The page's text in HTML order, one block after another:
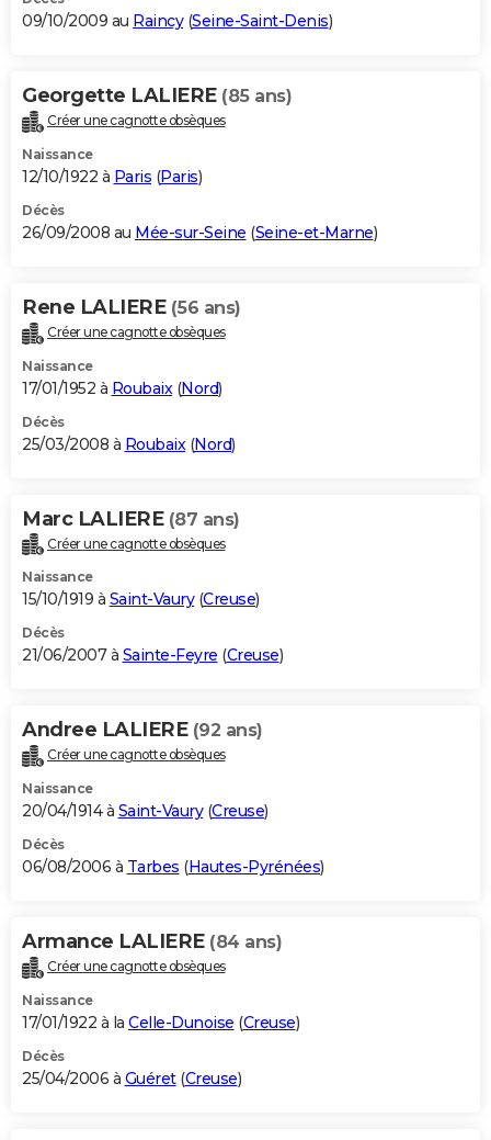
09/10/2009 au Raincy(Seine-Saint-Denis)
Georgette LALIERE (85 ans)
Créer une cagnotte obsèques
Naissance
12/10/1922 à Paris (Paris)
Décès
26/09/2008 au Mée-sur-Seine (Seine-et-Marne)
Rene LALIERE (56 ans)
Créer une cagnotte obsèques
Naissance
17/01/1952 à Roubaix (Nord)
Décès
25/03/2008 à Roubaix (Nord)
Marc LALIERE (87 ans)
Créer une cagnotte obsèques
Naissance
15/10/1919 à Saint-Vaury(Creuse)
Décès
21/06/2007 à Sainte-Feyre (Creuse)
Andree LALIERE (92 ans)
Créer une cagnotte obsèques
Naissance
20/04/1914 à Saint-Vaury(Creuse)
Décès
06/08/2006 à Tarbes (Hautes-Pyrénées)
Armance LALIERE (84 ans)
Créer une cagnotte obsèques
Naissance
17/01/1922 à la Celle-Dunoise (Creuse)
Décès
25/04/2006 à Guéret(Creuse)